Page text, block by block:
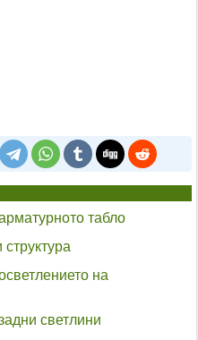
табло
на
светлини